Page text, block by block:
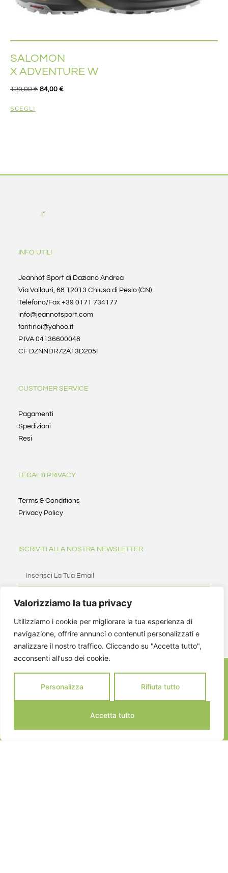
Valorizziamo la tua privacy
Utilizziamo i cookie per migliorare la tua esperienza di
navigazione, offrire annunci o contenuti personalizzati e
analizzare il nostro traffico. Cliccando su "Accetta tutto",
acconsenti all'uso dei cookie.
Personalizza Rifiuta tutto
Accetta tutto
SALOMON
X ADVENTURE W
120,00€ 84,00 €
SCEGLI
INFO UTILI
Jeannot Sport di Daziano Andrea
Via Vallauri, 68 12013 Chiusa di Pesio (CN)
Telefono/Fax +39 0171 734177
info@jeannotsport.com
fantinoi@yahoo.it
P.IVA 04136600048
CF DZNNDR72A13D205I
CUSTOMER SERVICE
Pagamenti
Spedizioni
Resi
LEGAL & PRIVACY
Terms & Conditions
Privacy Policy
ISCRIVITI ALLA NOSTRA NEWSLETTER